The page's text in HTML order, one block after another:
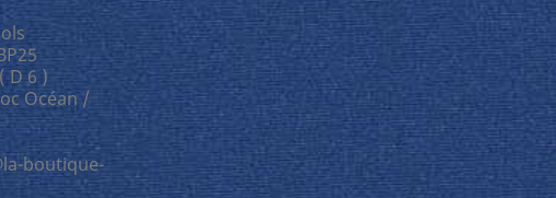
D 6 )
Océan /
boutique-